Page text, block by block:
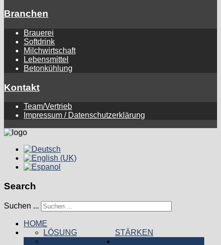
Branchen
Brauerei
Softdrink
Milchwirtschaft
Lebensmittel
Betonkühlung
Kontakt
Team/Vertrieb
Impressum / Datenschutzerklärung
Search
Suchen ...
HOME
STÄRKEN
LÖSUNG